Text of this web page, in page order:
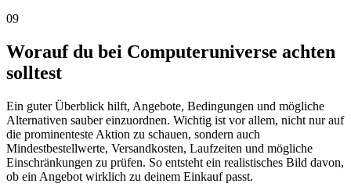
09
Worauf du bei Computeruniverse achten
solltest
Ein guter Überblick hilft, Angebote, Bedingungen und mögliche
Alternativen sauber einzuordnen. Wichtig ist vor allem, nicht nur auf
die prominenteste Aktion zu schauen, sondern auch
Mindestbestellwerte, Versandkosten, Laufzeiten und mögliche
Einschränkungen zu prüfen. So entsteht ein realistisches Bild davon,
ob ein Angebot wirklich zu deinem Einkauf passt.